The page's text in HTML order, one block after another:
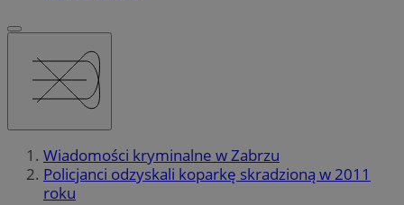
Wiadomości kryminalne w Zabrzu
Policjanci odzyskali koparkę skradzioną w 2011
roku